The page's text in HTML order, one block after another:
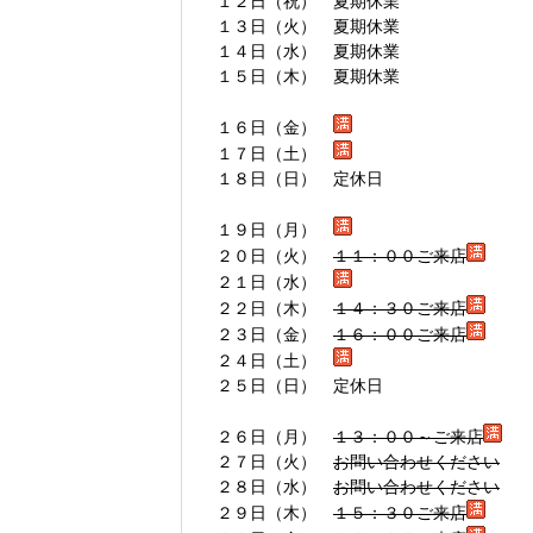
１３日（火） 夏期休業
１４日（水） 夏期休業
１５日（木） 夏期休業
１６日（金）
１７日（土）
１８日（日） 定休日
１９日（月）
２０日（火） １１：００ご来店
２１日（水）
２２日（木） １４：３０ご来店
２３日（金） １６：００ご来店
２４日（土）
２５日（日） 定休日
２６日（月） １３：００～ご来店
２７日（火） お問い合わせください
２８日（水） お問い合わせください
２９日（木） １５：３０ご来店